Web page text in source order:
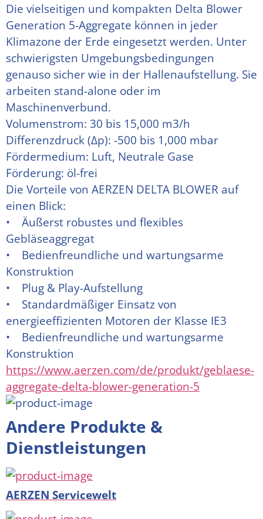
Die vielseitigen und kompakten Delta Blower
Generation 5-Aggregate können in jeder
Klimazone der Erde eingesetzt werden. Unter
schwierigsten Umgebungsbedingungen
genauso sicher wie in der Hallenaufstellung. Sie
arbeiten stand-alone oder im
Maschinenverbund.
Volumenstrom: 30 bis 15,000 m3/h
Differenzdruck (Δp): -500 bis 1,000 mbar
Fördermedium: Luft, Neutrale Gase
Förderung: öl-frei
Die Vorteile von AERZEN DELTA BLOWER auf
einen Blick:
•    Äußerst robustes und flexibles
Gebläseaggregat
•    Bedienfreundliche und wartungsarme
Konstruktion
•    Plug & Play-Aufstellung
•    Standardmäßiger Einsatz von
energieeffizienten Motoren der Klasse IE3
•    Bedienfreundliche und wartungsarme
Konstruktion
https://www.aerzen.com/de/produkt/geblaese-
aggregate-delta-blower-generation-5
Andere Produkte &
Dienstleistungen
AERZEN Servicewelt